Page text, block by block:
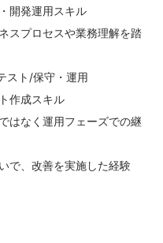
開発運用スキル
スプロセスや業務理解を踏
スト/保守・運用
作成スキル
はなく運用フェーズでの継
で、改善を実施した経験